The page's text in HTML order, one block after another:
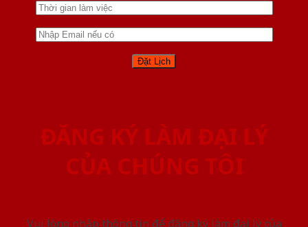
ĐĂNG KÝ LÀM ĐẠI LÝ
CỦA CHÚNG TÔI
Vui lòng nhập thông tin để đăng ký làm đại lý của